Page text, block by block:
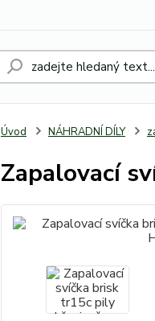
Úvod NÁHRADNÍ DÍLY
Zapalovací